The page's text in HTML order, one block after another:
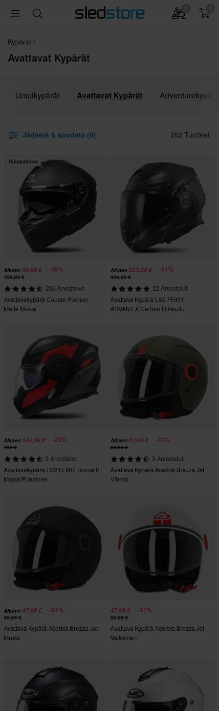
Kypärät
Avattavat Kypärät
Umpikypärät Avattavat Kypärät
Järjestä & suodata (0) 282 Tuotteet
Huippuhinta!
Alkaen 80,99 € -49%
159,99 €
202 Arvostelut
Avattavakypärä Course Pioneer
Matta Musta
Alkaen 323,99 € -31%
469,99 €
22 Arvostelut
Avattava Kypärä LS2 FF901
ADVANT X Carbon Hiilikuitu
Alkaen 142,99 € -28%
199 €
3 Arvostelut
Avattavakypärä LS2 FF902 Scope II
Musta/Punainen
Alkaen 47,99 € -31%
69,95 €
3 Arvostelut
Avattava Kypärä Acerbis Brezza Jet
Vihreä
Alkaen 47,99 € -31%
69,95 €
Avattava Kypärä Acerbis Brezza Jet
Musta
47,99 € -31%
69,95 €
Avattava Kypärä Acerbis Brezza Jet
Valkoinen